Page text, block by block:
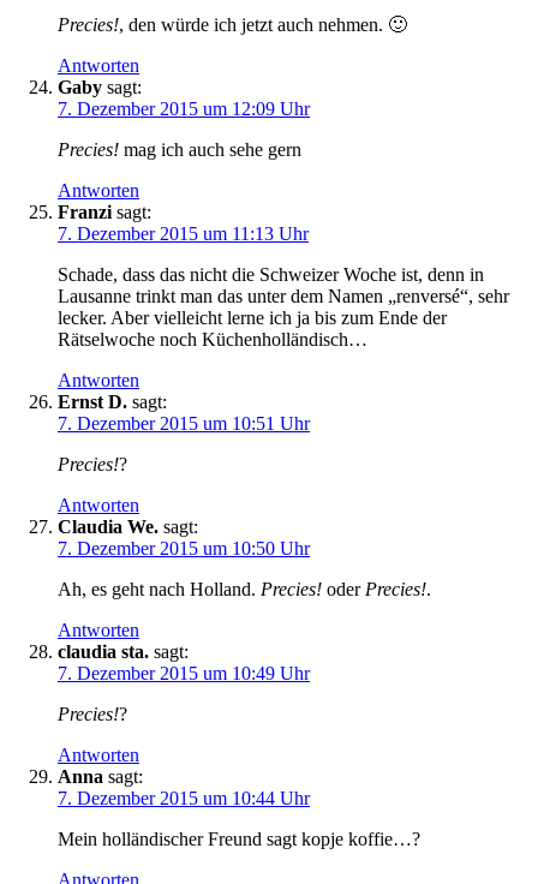
Precies!, den würde ich jetzt auch nehmen. 🙂
Antworten
Gaby sagt:
7. Dezember 2015 um 12:09 Uhr
Precies! mag ich auch sehe gern
Antworten
Franzi sagt:
7. Dezember 2015 um 11:13 Uhr
Schade, dass das nicht die Schweizer Woche ist, denn in
Lausanne trinkt man das unter dem Namen „renversé“, sehr
lecker. Aber vielleicht lerne ich ja bis zum Ende der
Rätselwoche noch Küchenholländisch…
Antworten
Ernst D. sagt:
7. Dezember 2015 um 10:51 Uhr
Precies!?
Antworten
Claudia We. sagt:
7. Dezember 2015 um 10:50 Uhr
Ah, es geht nach Holland. Precies! oder Precies!.
Antworten
claudia sta. sagt:
7. Dezember 2015 um 10:49 Uhr
Precies!?
Antworten
Anna sagt:
7. Dezember 2015 um 10:44 Uhr
Mein holländischer Freund sagt kopje koffie…?
Antworten